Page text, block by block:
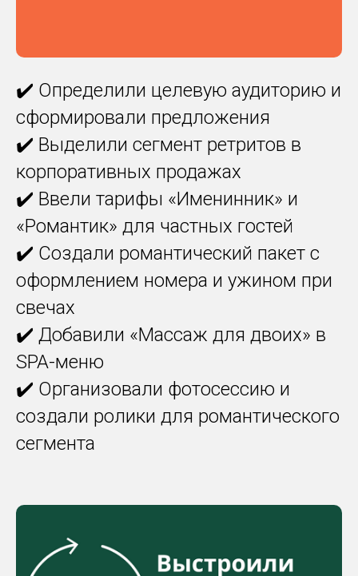
✔️ Определили целевую аудиторию и
сформировали предложения
✔️ Выделили сегмент ретритов в
корпоративных продажах
✔️ Ввели тарифы «Именинник» и
«Романтик» для частных гостей
✔️ Создали романтический пакет с
оформлением номера и ужином при
свечах
✔️ Добавили «Массаж для двоих» в
SPA-меню
✔️ Организовали фотосессию и
создали ролики для романтического
сегмента